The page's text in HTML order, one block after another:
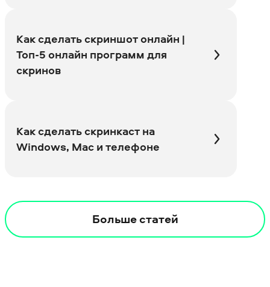
Как сделать скриншот онлайн |
Топ-5 онлайн программ для
скринов
Как сделать скринкаст на
Windows, Mac и телефоне
Больше статей